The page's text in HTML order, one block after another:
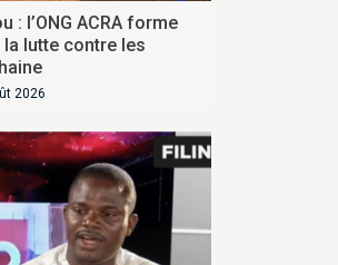
: l’ONG ACRA forme
la lutte contre les
2026